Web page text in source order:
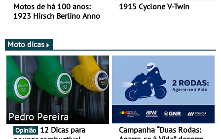
Motos de há 100 anos:
1923 Hirsch Berlino Anno
1915 Cyclone V-Twin
Moto dicas
Pedro Pereira
Opinião
Campanha “Duas Rodas: